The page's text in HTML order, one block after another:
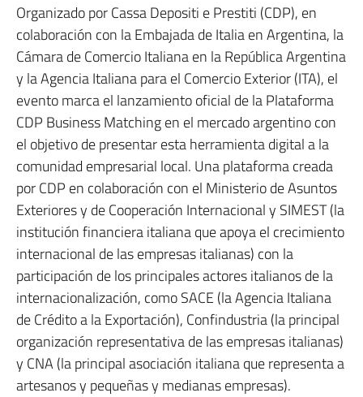
Organizado por Cassa Depositi e Prestiti (CDP), en
colaboración con la Embajada de Italia en Argentina, la
Cámara de Comercio Italiana en la República Argentina
y la Agencia Italiana para el Comercio Exterior (ITA), el
evento marca el lanzamiento oficial de la Plataforma
CDP Business Matching en el mercado argentino con
el objetivo de presentar esta herramienta digital a la
comunidad empresarial local. Una plataforma creada
por CDP en colaboración con el Ministerio de Asuntos
Exteriores y de Cooperación Internacional y SIMEST (la
institución financiera italiana que apoya el crecimiento
internacional de las empresas italianas) con la
participación de los principales actores italianos de la
internacionalización, como SACE (la Agencia Italiana
de Crédito a la Exportación), Confindustria (la principal
organización representativa de las empresas italianas)
y CNA (la principal asociación italiana que representa a
artesanos y pequeñas y medianas empresas).